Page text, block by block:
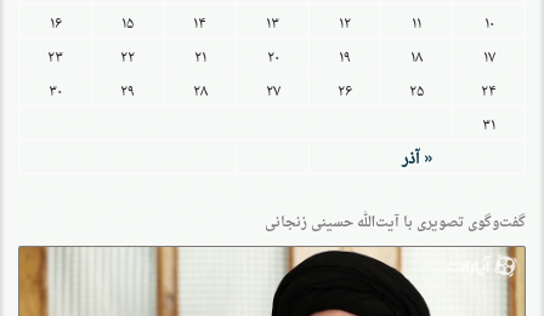
۱۰
۱۱ ۱۲ ۱۳ ۱۴ ۱۵
۱۶
۱۷
۱۸ ۱۹ ۲۰ ۲۱ ۲۲
۲۳
۲۴
۲۵ ۲۶ ۲۷ ۲۸ ۲۹
۳۰
۳۱
« آذر
گفت‌وگو‌ی تصویری با آیت‌الله حسینی زنجانی